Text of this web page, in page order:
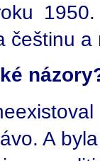
češtinu a
A